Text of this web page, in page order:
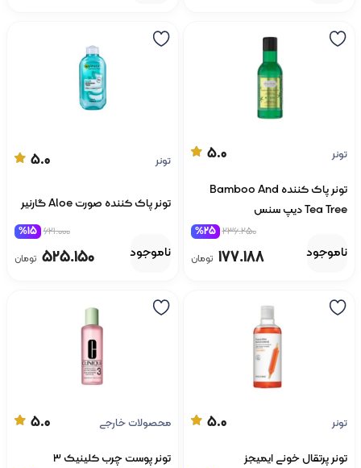
تونر 5.0
تونر پاک کننده Bamboo And
Tea Tree دیپ سنس
236.250
%25
177.188 تومان ناموجود
تونر 5.0
تونر پاک کننده صورت Aloe گارنیر
621.000
%15
525.150 تومان ناموجود
تونر 5.0
تونر پرتقال خونی ایمیجز
محصولات خارجی 5.0
تونر پوست چرب کلینیک 3